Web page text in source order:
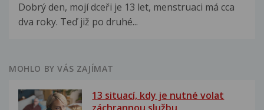
Dobrý den, mojí dceři je 13 let, menstruaci má cca
dva roky. Teď již po druhé...
MOHLO BY VÁS ZAJÍMAT
13 situací, kdy je nutné volat